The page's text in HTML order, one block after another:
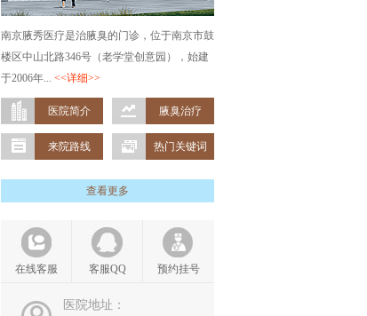
南京腋秀医疗是治腋臭的门诊，位于南京市鼓
楼区中山北路346号（老学堂创意园），始建
于2006年... <<详细>>
医院简介 腋臭治疗
来院路线 热门关键词
查看更多
在线客服 客服QQ 预约挂号
医院地址：